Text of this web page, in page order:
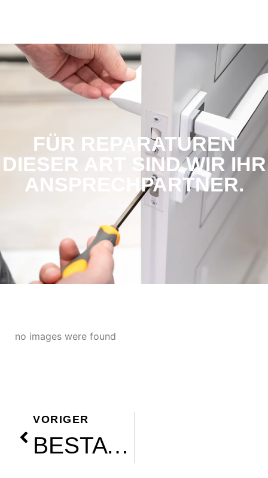
FÜR REPARATUREN
DIESER ART SIND WIR IHR
ANSPRECHPARTNER.
no images were found
VORIGER
BESTATTUNGEN